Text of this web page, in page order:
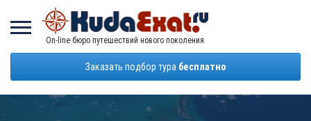
On-line бюро путешествий нового поколения
Заказать подбор тура бесплатно